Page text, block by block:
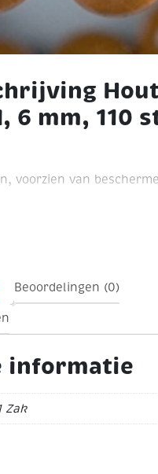
6 mm, 110
voorzien van
Beoordelingen (0)
informatie
Zak